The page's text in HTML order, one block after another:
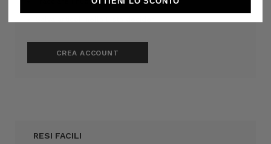
CREA ACCOUNT
RESI FACILI